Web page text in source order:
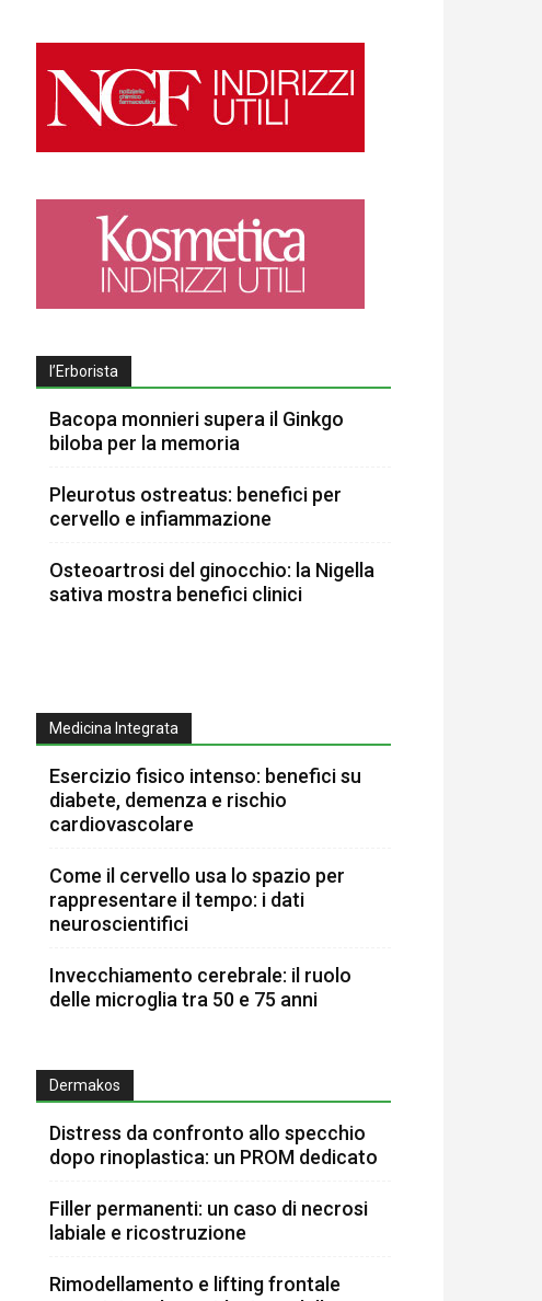
l’Erborista
Bacopa monnieri supera il Ginkgo
biloba per la memoria
Pleurotus ostreatus: benefici per
cervello e infiammazione
Osteoartrosi del ginocchio: la Nigella
sativa mostra benefici clinici
Medicina Integrata
Esercizio fisico intenso: benefici su
diabete, demenza e rischio
cardiovascolare
Come il cervello usa lo spazio per
rappresentare il tempo: i dati
neuroscientifici
Invecchiamento cerebrale: il ruolo
delle microglia tra 50 e 75 anni
Dermakos
Distress da confronto allo specchio
dopo rinoplastica: un PROM dedicato
Filler permanenti: un caso di necrosi
labiale e ricostruzione
Rimodellamento e lifting frontale